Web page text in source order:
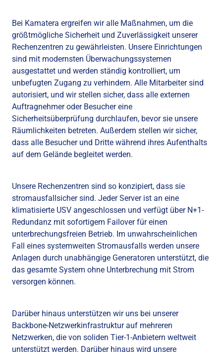
Bei Kamatera ergreifen wir alle Maßnahmen, um die
größtmögliche Sicherheit und Zuverlässigkeit unserer
Rechenzentren zu gewährleisten. Unsere Einrichtungen
sind mit modernsten Überwachungssystemen
ausgestattet und werden ständig kontrolliert, um
unbefugten Zugang zu verhindern. Alle Mitarbeiter sind
autorisiert, und wir stellen sicher, dass alle externen
Auftragnehmer oder Besucher eine
Sicherheitsüberprüfung durchlaufen, bevor sie unsere
Räumlichkeiten betreten. Außerdem stellen wir sicher,
dass alle Besucher und Dritte während ihres Aufenthalts
auf dem Gelände begleitet werden.
Unsere Rechenzentren sind so konzipiert, dass sie
stromausfallsicher sind. Jeder Server ist an eine
klimatisierte USV angeschlossen und verfügt über N+1-
Redundanz mit sofortigem Failover für einen
unterbrechungsfreien Betrieb. Im unwahrscheinlichen
Fall eines systemweiten Stromausfalls werden unsere
Anlagen durch unabhängige Generatoren unterstützt, die
das gesamte System ohne Unterbrechung mit Strom
versorgen können.
Darüber hinaus unterstützen wir uns bei unserer
Backbone-Netzwerkinfrastruktur auf mehreren
Netzwerken, die von soliden Tier-1-Anbietern weltweit
unterstützt werden. Darüber hinaus wird unsere